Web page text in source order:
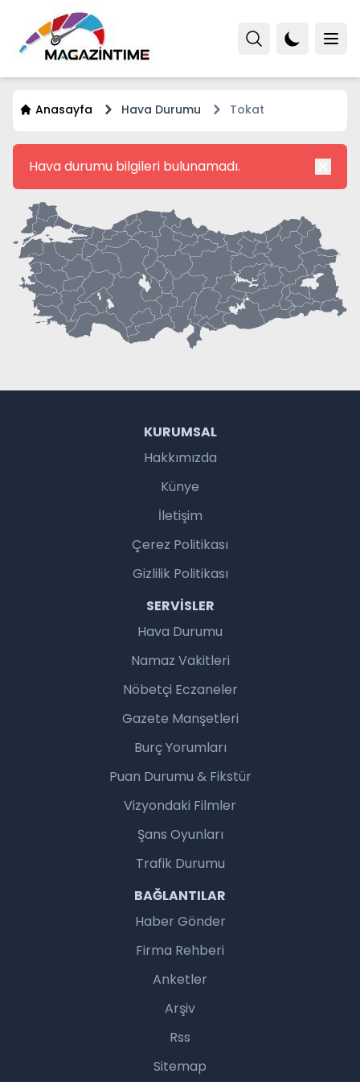
Anasayfa Hava Durumu Tokat
Hava durumu bilgileri bulunamadı.
KURUMSAL
Hakkımızda
Künye
İletişim
Çerez Politikası
Gizlilik Politikası
SERVISLER
Hava Durumu
Namaz Vakitleri
Nöbetçi Eczaneler
Gazete Manşetleri
Burç Yorumları
Puan Durumu & Fikstür
Vizyondaki Filmler
Şans Oyunları
Trafik Durumu
BAĞLANTILAR
Haber Gönder
Firma Rehberi
Anketler
Arşiv
Rss
Sitemap